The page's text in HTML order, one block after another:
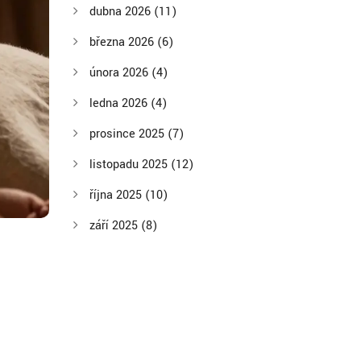
dubna 2026 (11)
března 2026 (6)
února 2026 (4)
ledna 2026 (4)
prosince 2025 (7)
listopadu 2025 (12)
října 2025 (10)
září 2025 (8)